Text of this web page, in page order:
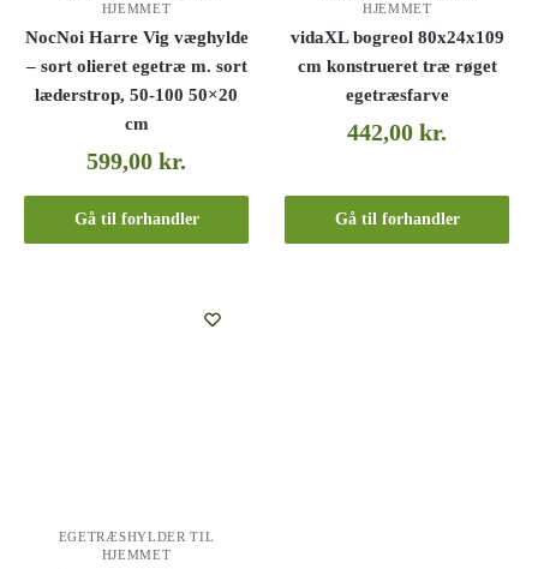
HJEMMET
NocNoi Harre Vig væghylde
– sort olieret egetræ m. sort
læderstrop, 50-100 50×20
cm
599,00kr.
Gå til forhandler
HJEMMET
vidaXL bogreol 80x24x109
cm konstrueret træ røget
egetræsfarve
442,00kr.
Gå til forhandler
EGETRÆSHYLDER TIL
HJEMMET